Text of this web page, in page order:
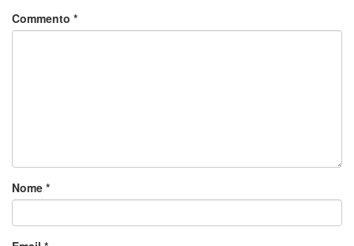
Commento *
Nome *